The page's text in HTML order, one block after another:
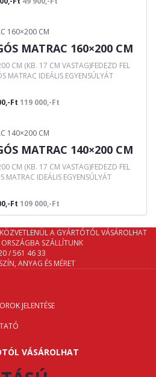
MATRAC 160×200 CM
CM (KB. 17 CM VASTAG)FEDEZD FEL
MATRAC IDEÁLIS EGYENSÚLYÁT
Ft 119 000,-Ft
MATRAC 140×200 CM
CM (KB. 17 CM VASTAG)FEDEZD FEL
IDEÁLIS EGYENSÚLYÁT
Ft 109 000,-Ft
KÖZVETLENÜL A GYÁRTÓTÓL VÁSÁROLHAT
ORSZÁGBA SZÁLLÍTUNK
/ 561 46 33
ANYAG ÉS MÉRET
JELENTÉSE
VÁSÁROLHAT